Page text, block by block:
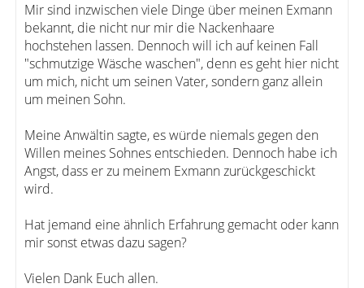
Mir sind inzwischen viele Dinge über meinen Exmann
bekannt, die nicht nur mir die Nackenhaare
hochstehen lassen. Dennoch will ich auf keinen Fall
"schmutzige Wäsche waschen", denn es geht hier nicht
um mich, nicht um seinen Vater, sondern ganz allein
um meinen Sohn.
Meine Anwältin sagte, es würde niemals gegen den
Willen meines Sohnes entschieden. Dennoch habe ich
Angst, dass er zu meinem Exmann zurückgeschickt
wird.
Hat jemand eine ähnlich Erfahrung gemacht oder kann
mir sonst etwas dazu sagen?
Vielen Dank Euch allen.